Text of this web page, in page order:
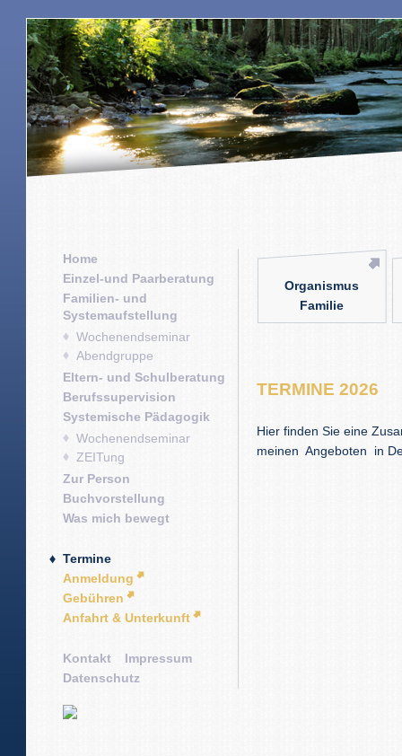
Home
Einzel-und Paarberatung
Familien- und
Systemaufstellung
Wochenendseminar
Abendgruppe
Eltern- und Schulberatung
Berufssupervision
Systemische Pädagogik
Wochenendseminar
ZEITung
Zur Person
Buchvorstellung
Was mich bewegt
Termine
Anmeldung
Gebühren
Anfahrt & Unterkunft
Kontakt
Impressum
Datenschutz
Organismus
Familie
TERMINE 2026
Hier finden Sie eine
meinen Angeboten in